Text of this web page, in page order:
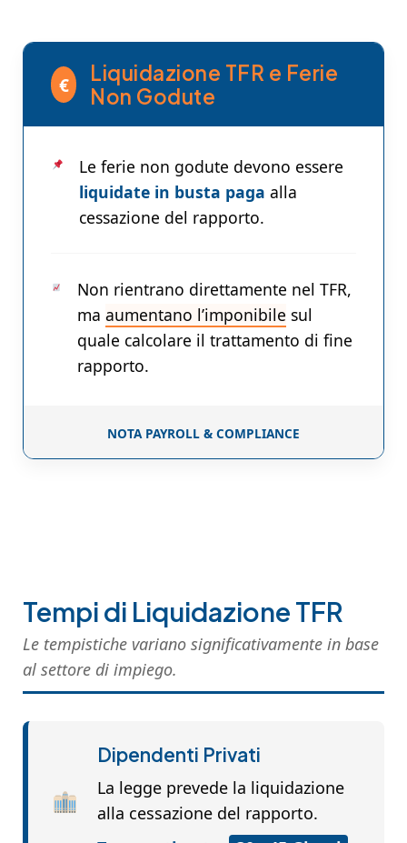
€
Liquidazione TFR e Ferie
Non Godute
Le ferie non godute devono essere
liquidate in busta paga alla
cessazione del rapporto.
Non rientrano direttamente nel TFR,
ma aumentano l’imponibile sul
quale calcolare il trattamento di fine
rapporto.
NOTA PAYROLL & COMPLIANCE
Tempi di Liquidazione TFR
Le tempistiche variano significativamente in base
al settore di impiego.
Dipendenti Privati
La legge prevede la liquidazione
alla cessazione del rapporto.